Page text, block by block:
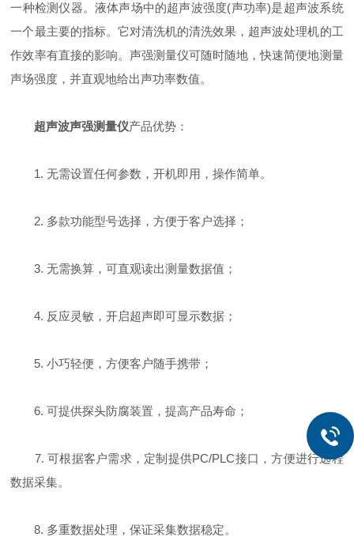
一种检测仪器。液体声场中的超声波强度(声功率)是超声波系统
一个最主要的指标。它对清洗机的清洗效果，超声波处理机的工
作效率有直接的影响。声强测量仪可随时随地，快速简便地测量
声场强度，并直观地给出声功率数值。
超声波声强测量仪产品优势：
1. 无需设置任何参数，开机即用，操作简单。
2. 多款功能型号选择，方便于客户选择；
3. 无需换算，可直观读出测量数据值；
4. 反应灵敏，开启超声即可显示数据；
5. 小巧轻便，方便客户随手携带；
6. 可提供探头防腐装置，提高产品寿命；
7. 可根据客户需求，定制提供PC/PLC接口，方便进行远程
数据采集。
8. 多重数据处理，保证采集数据稳定。